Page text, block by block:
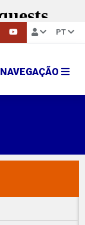
PT
NAVEGAÇÃO